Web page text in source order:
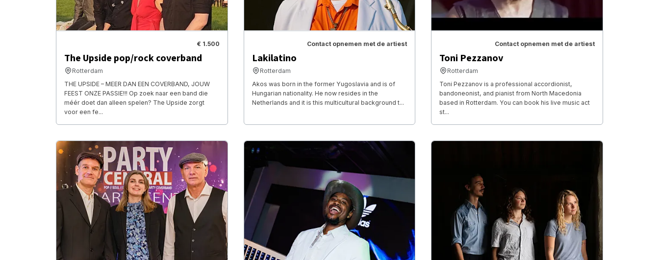
€ 1.500
The Upside pop/rock coverband
Rotterdam
THE UPSIDE – MEER DAN EEN COVERBAND, JOUW
FEEST ONZE PASSIE!!! Op zoek naar een band die
méér doet dan alleen spelen? The Upside zorgt
voor een fe...
Contact opnemen met de artiest
Lakilatino
Rotterdam
Akos was born in the former Yugoslavia and is of
Hungarian nationality. He now resides in the
Netherlands and it is this multicultural background t...
Contact opnemen met de artiest
Toni Pezzanov
Rotterdam
Toni Pezzanov is a professional accordionist,
bandoneonist, and pianist from North Macedonia
based in Rotterdam. You can book his live music act
st...